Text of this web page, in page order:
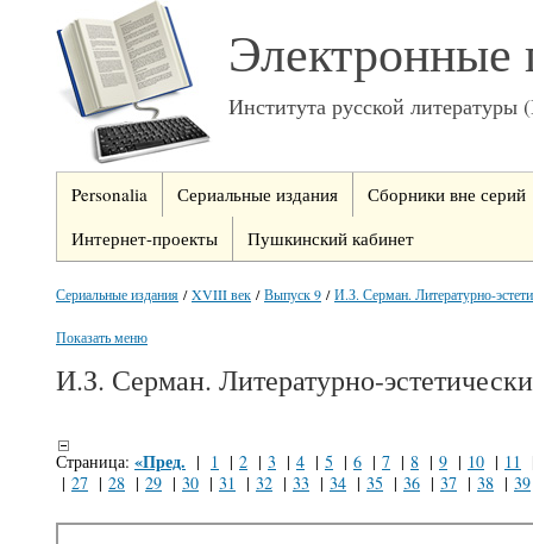
Электронные
Института русской
Personalia Сериальные издания
Сборники вне серий
Интернет-проекты
Пушкинский кабинет
Сериальные издания /XVIII век /Выпуск 9 /И.З. Серман. Литературно-
Показать меню
И.З. Серман. Литературно-
Страница: «Пред. | 1 | 2 | 3 | 4 | 5 | 6 | 7 | 8 | 9 | 10 | 11
| 27 | 28 | 29 | 30 | 31 | 32 | 33 | 34 | 35 | 36 | 37 | 38 | 39